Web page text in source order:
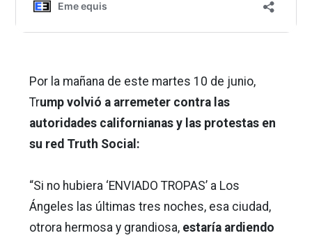
Por la mañana de este martes 10 de junio,
Trump volvió a arremeter contra las
autoridades californianas y las protestas en
su red Truth Social:
“Si no hubiera ‘ENVIADO TROPAS’ a Los
Ángeles las últimas tres noches, esa ciudad,
otrora hermosa y grandiosa, estaría ardiendo